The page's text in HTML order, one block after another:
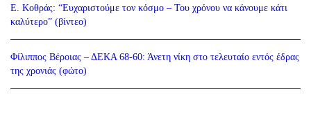
Ε. Κοθράς: “Ευχαριστούμε τον κόσμο – Του χρόνου να κάνουμε κάτι
καλύτερο” (βίντεο)
Φίλιππος Βέροιας – ΔΕΚΑ 68-60: Άνετη νίκη στο τελευταίο εντός έδρας
της χρονιάς (φώτο)